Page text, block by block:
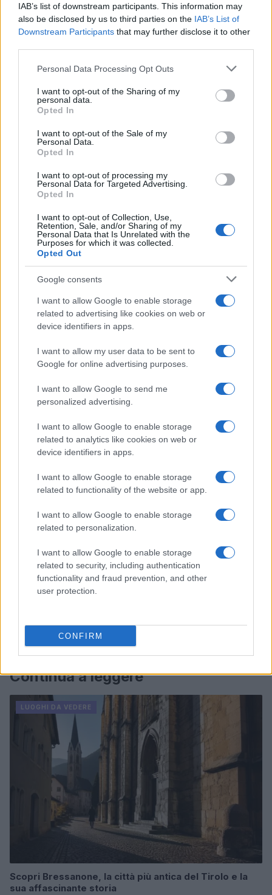
IAB’s list of downstream participants. This information may
also be disclosed by us to third parties on the IAB’s List of
Downstream Participants that may further disclose it to other
Please note that this website/app uses one or more Google
not limited to your visit or usage behaviour. You may click to
grant or deny consent to Google and its third-party tags to
use your data for below specified purposes in below Google
consent section.
Personal Data Processing Opt Outs
I want to opt-out of the Sharing of my
personal data.
Opted In
I want to opt-out of the Sale of my
Personal Data.
Opted In
I want to opt-out of processing my
Personal Data for Targeted Advertising.
Opted In
I want to opt-out of Collection, Use,
Retention, Sale, and/or Sharing of my
Personal Data that Is Unrelated with the
Purposes for which it was collected.
Opted Out
Google consents
I want to allow Google to enable storage
related to advertising like cookies on web or
device identifiers in apps.
I want to allow my user data to be sent to
Google for online advertising purposes.
I want to allow Google to send me
personalized advertising.
I want to allow Google to enable storage
related to analytics like cookies on web or
device identifiers in apps.
I want to allow Google to enable storage
related to functionality of the website or app.
I want to allow Google to enable storage
related to personalization.
I want to allow Google to enable storage
related to security, including authentication
functionality and fraud prevention, and other
user protection.
CONFIRM
trasformata in un luogo di intrattenimento con
centri commerciali, parchi tematici e attrazioni
perfetta per una giornata di svago, con molte
opzioni per il cibo e il divertimento.
un’esperienza culinaria unica
Per concludere il tuo viaggio a Tokyo, non puoi
perderti il mercato del pesce di Toyosu. Inaugurato
nel 2018, è il nuovo centro per le celebri aste dei
tonni, un evento che attira visitatori da tutto il
mondo. Qui potrai assaporare deliziosi piatti a base
di pesce fresco e scoprire la cultura gastronomica
immergersi nella tradizione culinaria e vivere
un’esperienza autentica durante la tua visita.
AUTORE
AiAdhubMedia
Continua a leggere
LUOGHI DA VEDERE
Scopri Bressanone, la città più antica del Tirolo e la
sua affascinante storia